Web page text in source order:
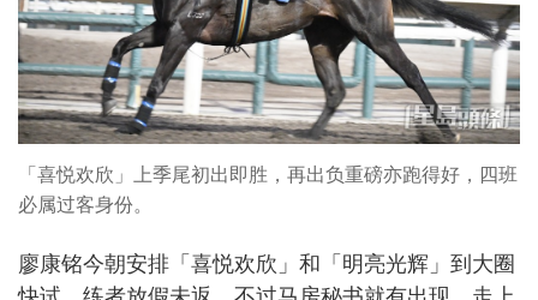
「喜悦欢欣」上季尾初出即胜，再出负重磅亦跑得好，四班
必属过客身份。
廖康铭今朝安排「喜悦欢欣」和「明亮光辉」到大圈